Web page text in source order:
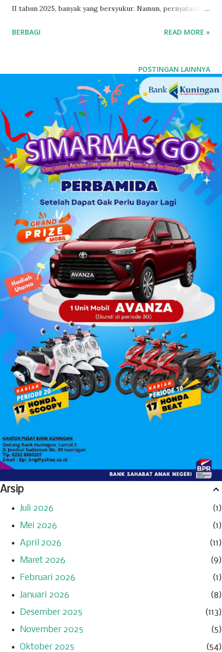
II tahun 2025, banyak yang bersyukur. Namun, pernyataan
Kuningan yang menilai bahwa data tersebut “tidak sejalan
Apakah data resmi negara kini kalah oleh persepsi pribadi?
Padahal, BPS bukan lembaga politik. Mereka bekerja
berdasarkan metodologi ilmiah yang baku dan diakui
nasional. Data yang mereka rilis bukan hasil tafsir, bukan
pula pesanan. Semua berbasis pada penghitungan Produk
Domestik Regional Bruto (PDRB), mencakup sektor
pertanian, perdagangan, industri, jasa, hingga pariwisata.
Dan faktanya, data BPS Kuningan menunjukkan tren positif.
Triwulan I 2025: 9,76% Triwulan II 2025: 10,42% Sebagai
pembanding, di tahun 2024 pertumbuhan Kuningan hanya
mencapai 6,17%...
BERBAGI READ MORE »
POSTINGAN LAINNYA
Arsip
Juli 2026
1
Mei 2026
1
April 2026
11
Maret 2026
9
Februari 2026
1
Januari 2026
8
Desember 2025
113
November 2025
5
Oktober 2025
54